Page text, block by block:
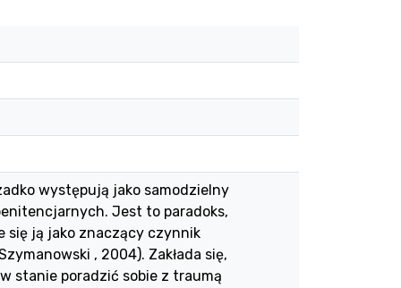
występują jako samodzielny
Jest to paradoks,
się ją jako znaczący czynnik
, 2004). Zakłada się,
stanie poradzić sobie z traumą